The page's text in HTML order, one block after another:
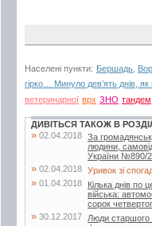
Населені пункти: Бершадь
гірко… Минуло дев’ять днів,
ветеринарної врх ЗНО тандем
ДИВІТЬСЯ ТАКОЖ В
» 02.04.2018 За
людини,
України №890/
» 02.04.2018 Уривок зі
» 01.04.2018
Кілька днів по
війська:
сорок
» 30.12.2017
Люди старшого